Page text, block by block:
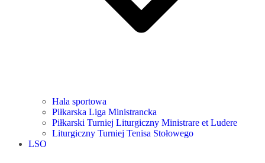
Hala sportowa
Piłkarska Liga Ministrancka
Piłkarski Turniej Liturgiczny Ministrare et Ludere
Liturgiczny Turniej Tenisa Stołowego
LSO